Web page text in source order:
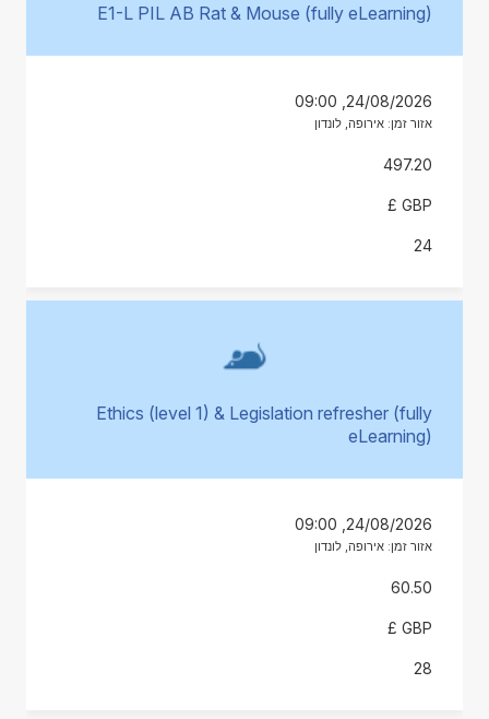
E1-L PIL AB Rat & Mouse (fully eLearning)
24/08/2026, 09:00
אזור זמן: אירופה, לונדון
497.20
GBP £
24
Ethics (level 1) & Legislation refresher (fully
eLearning)
24/08/2026, 09:00
אזור זמן: אירופה, לונדון
60.50
GBP £